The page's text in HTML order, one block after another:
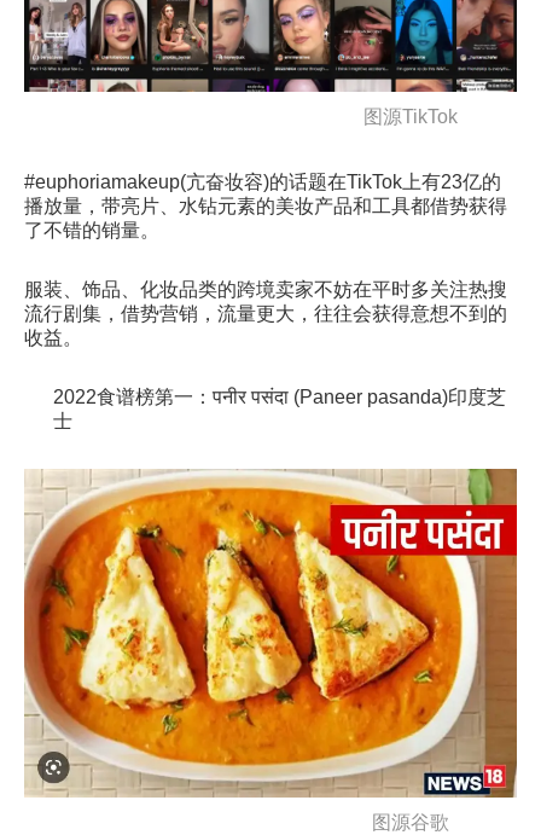
图源TikTok
#euphoriamakeup(亢奋妆容)的话题在TikTok上有23亿的
播放量，带亮片、水钻元素的美妆产品和工具都借势获得
了不错的销量。
服装、饰品、化妆品类的跨境卖家不妨在平时多关注热搜
流行剧集，借势营销，流量更大，往往会获得意想不到的
收益。
2022食谱榜第一：पनीर पसंदा (Paneer pasanda)印度芝
士
图源谷歌